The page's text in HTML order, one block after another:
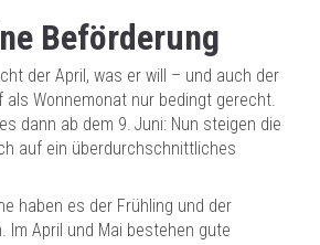
Beförderung
der April, was er will – und auch der
als Wonnemonat nur bedingt gerecht.
dann ab dem 9. Juni: Nun steigen die
auf ein überdurchschnittliches
haben es der Frühling und der
Im April und Mai bestehen gute